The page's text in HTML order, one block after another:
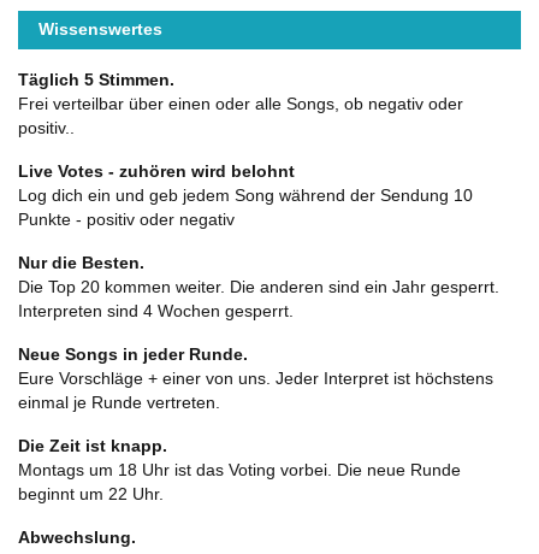
Wissenswertes
Täglich 5 Stimmen.
Frei verteilbar über einen oder alle Songs, ob negativ oder
positiv..
Live Votes - zuhören wird belohnt
Log dich ein und geb jedem Song während der Sendung 10
Punkte - positiv oder negativ
Nur die Besten.
Die Top 20 kommen weiter. Die anderen sind ein Jahr gesperrt.
Interpreten sind 4 Wochen gesperrt.
Neue Songs in jeder Runde.
Eure Vorschläge + einer von uns. Jeder Interpret ist höchstens
einmal je Runde vertreten.
Die Zeit ist knapp.
Montags um 18 Uhr ist das Voting vorbei. Die neue Runde
beginnt um 22 Uhr.
Abwechslung.